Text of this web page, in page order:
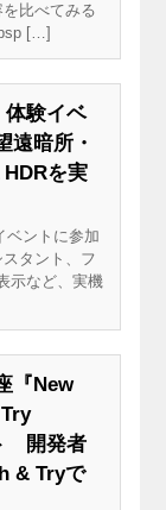
比べてみる
[…]
体験イベ
暗所・
を実
ベントに参加
タント、フ
示など、実機
『New
開発者
& Tryで